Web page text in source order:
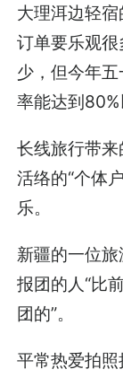
大理洱边轻
订单要乐观
少，但今年
率能达到80%
长线旅行带
活络的“个体
乐。
新疆的一位
报团的人“比
团的”。
平常热爱拍